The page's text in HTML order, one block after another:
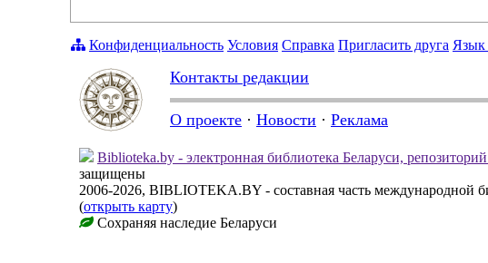
Конфиденциальность Условия Справка Пригласить друга Язык
Контакты редакции
О проекте · Новости · Реклама
Biblioteka.by - электронная библиотека Беларуси,
защищены
2006-2026, BIBLIOTEKA.BY - составная часть международной
(открыть карту)
Сохраняя наследие Беларуси